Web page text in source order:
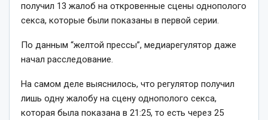
получил 13 жалоб на откровенные сцены однополого
секса, которые были показаны в первой серии.
По данным “желтой прессы”, медиарегулятор даже
начал расследование.
На самом деле выяснилось, что регулятор получил
лишь одну жалобу на сцену однополого секса,
которая была показана в 21:25, то есть через 25